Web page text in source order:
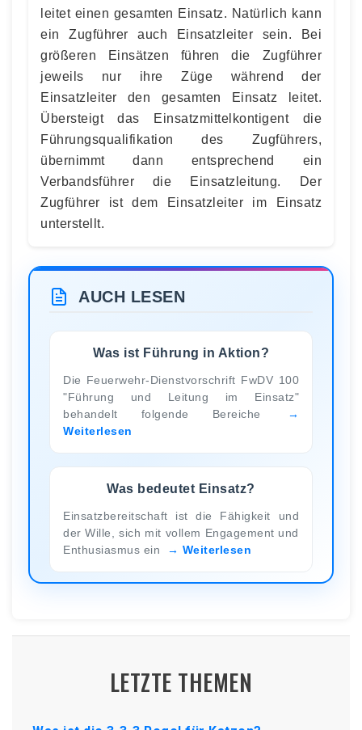
leitet einen gesamten Einsatz. Natürlich kann
ein Zugführer auch Einsatzleiter sein. Bei
größeren Einsätzen führen die Zugführer
jeweils nur ihre Züge während der
Einsatzleiter den gesamten Einsatz leitet.
Übersteigt das Einsatzmittelkontigent die
Führungsqualifikation des Zugführers,
übernimmt dann entsprechend ein
Verbandsführer die Einsatzleitung. Der
Zugführer ist dem Einsatzleiter im Einsatz
unterstellt.
AUCH LESEN
Was ist Führung in Aktion?
Die Feuerwehr-Dienstvorschrift FwDV 100
"Führung und Leitung im Einsatz"
behandelt folgende Bereiche
Weiterlesen
Was bedeutet Einsatz?
Einsatzbereitschaft ist die Fähigkeit und
der Wille, sich mit vollem Engagement und
Enthusiasmus ein
Weiterlesen
LETZTE THEMEN